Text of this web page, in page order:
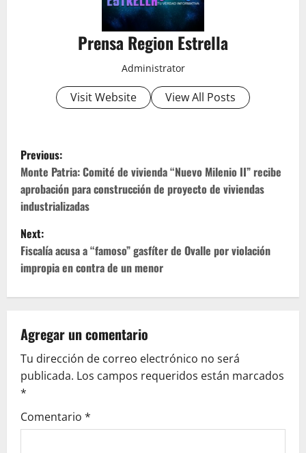
Prensa Region Estrella
Administrator
Visit Website View All Posts
P
o
s
t
n
a
v
i
g
a
t
Previous:
Monte Patria: Comité de vivienda “Nuevo Milenio II” recibe
aprobación para construcción de proyecto de viviendas
industrializadas
Next:
Fiscalía acusa a “famoso” gasfíter de Ovalle por violación
impropia en contra de un menor
Agregar un comentario
Tu dirección de correo electrónico no será
publicada. Los campos requeridos están marcados
*
Comentario *